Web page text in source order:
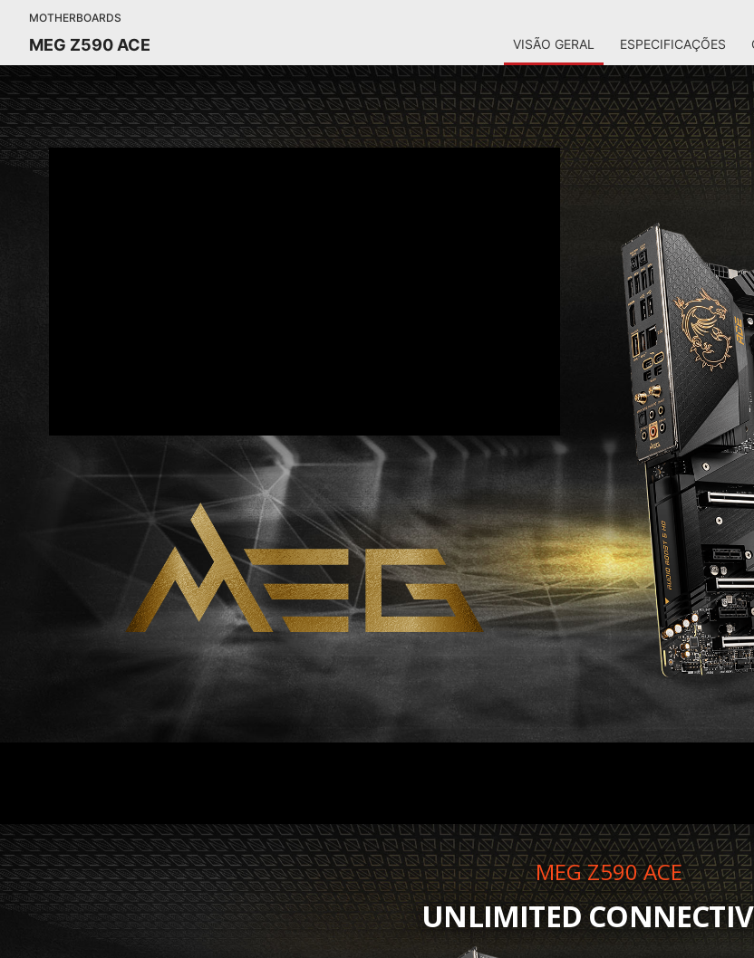
MOTHERBOARDS
MEG Z590 ACE VISÃO GERAL ESPECIFICAÇÕES
MEG Z590 ACE
UNLIMITED